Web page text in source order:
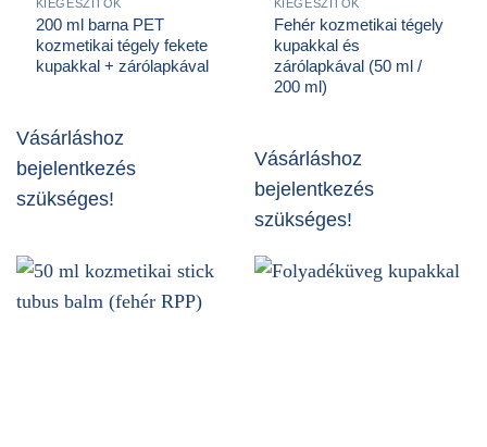
KIEGÉSZÍTŐK
200 ml barna PET
kozmetikai tégely fekete
kupakkal + zárólapkával
Vásárláshoz
bejelentkezés
szükséges!
KIEGÉSZÍTŐK
Fehér kozmetikai tégely
kupakkal és
zárólapkával (50 ml /
200 ml)
Vásárláshoz
bejelentkezés
szükséges!